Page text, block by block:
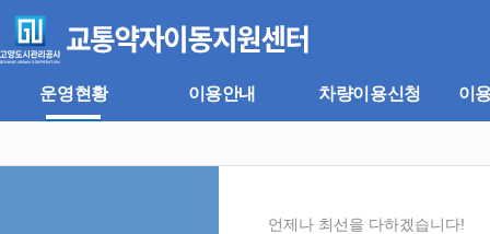
뉴
바
기
바
로
운영현황 이용안내 차량이용신청 이
언제나 최선을 다하겠습니다!